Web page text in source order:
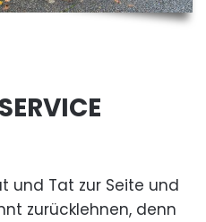
und Tat zur Seite und
zurücklehnen, denn